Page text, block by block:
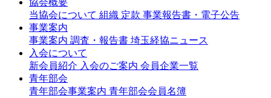
協会概要
当協会について 組織 定款 事業報告書・電子公告
事業案内
事業案内 調査・報告書 埼玉経協ニュース
入会について
新会員紹介 入会のご案内 会員企業一覧
青年部会
青年部会事業案内 青年部会会員名簿